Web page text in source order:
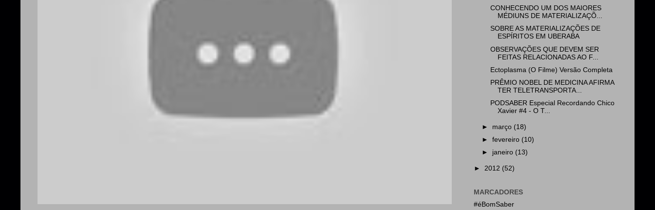
CONHECENDO UM DOS MAIORES
MÉDIUNS DE MATERIALIZAÇÕ...
SOBRE AS MATERIALIZAÇÕES DE
ESPÍRITOS EM UBERABA
OBSERVAÇÕES QUE DEVEM SER
FEITAS RELACIONADAS AO F...
Ectoplasma (O Filme) Versão Completa
PRÊMIO NOBEL DE MEDICINA AFIRMA
TER TELETRANSPORTA...
PODSABER Especial Recordando Chico
Xavier #4 - O T...
► março (18)
►fevereiro (10)
► janeiro (13)
► 2012 (52)
MARCADORES
#éBomSaber